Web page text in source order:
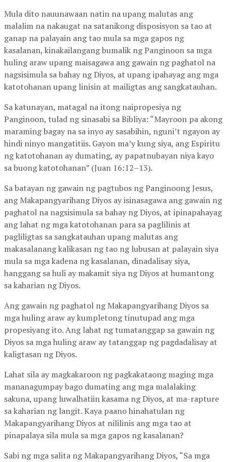
Mula dito nauunawaan natin na upang malutas ang
malalim na nakaugat na satanikong disposisyon sa tao at
ganap na palayain ang tao mula sa mga gapos ng
kasalanan, kinakailangang bumalik ng Panginoon sa mga
huling araw upang maisagawa ang gawain ng paghatol na
nagsisimula sa bahay ng Diyos, at upang ipahayag ang mga
katotohanan upang linisin at mailigtas ang sangkatauhan.
Sa katunayan, matagal na itong naipropesiya ng
Panginoon, tulad ng sinasabi sa Bibliya: “Mayroon pa akong
maraming bagay na sa inyo ay sasabihin, nguni’t ngayon ay
hindi ninyo mangatitiis. Gayon ma’y kung siya, ang Espiritu
ng katotohanan ay dumating, ay papatnubayan niya kayo
sa buong katotohanan” (Juan 16:12–13).
Sa batayan ng gawain ng pagtubos ng Panginoong Jesus,
ang Makapangyarihang Diyos ay isinasagawa ang gawain ng
paghatol na nagsisimula sa bahay ng Diyos, at ipinapahayag
ang lahat ng mga katotohanan para sa paglilinis at
pagliligtas sa sangkatauhan upang malutas ang
makasalanang kalikasan ng tao ng lubusan at palayain siya
mula sa mga kadena ng kasalanan, dinadalisay siya,
hanggang sa huli ay makamit siya ng Diyos at humantong
sa kaharian ng Diyos.
Ang gawain ng paghatol ng Makapangyarihang Diyos sa
mga huling araw ay kumpletong tinutupad ang mga
propesiyang ito. Ang lahat ng tumatanggap sa gawain ng
Diyos sa mga huling araw ay tatanggap ng pagdadalisay at
kaligtasan ng Diyos.
Lahat sila ay magkakaroon ng pagkakataong maging mga
mananagumpay bago dumating ang mga malalaking
sakuna, upang luwalhatiin kasama ng Diyos, at ma-rapture
sa kaharian ng langit. Kaya paano hinahatulan ng
Makapangyarihang Diyos at nililinis ang mga tao at
pinapalaya sila mula sa mga gapos ng kasalanan?
Sabi ng mga salita ng Makapangyarihang Diyos, “Sa mga